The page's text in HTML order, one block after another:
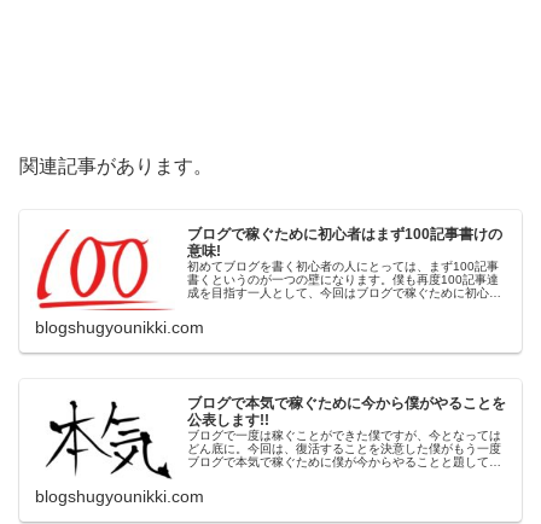
関連記事があります。
ブログで稼ぐために初心者はまず100記事書けの
意味!
初めてブログを書く初心者の人にとっては、まず100記事
書くというのが一つの壁になります。僕も再度100記事達
成を目指す一人として、今回はブログで稼ぐために初心者
blogshugyounikki.com
ブログで本気で稼ぐために今から僕がやることを
公表します!!
ブログで一度は稼ぐことができた僕ですが、今となっては
どん底に。今回は、復活することを決意した僕がもう一度
ブログで本気で稼ぐために僕が今からやることと題して、
blogshugyounikki.com